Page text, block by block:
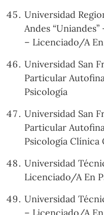
Universidad
Andes
– Licenciado/A
Universidad San
Particular
Psicología
Universidad San
Particular
Psicología
Universidad
Licenciado/A En
Universidad